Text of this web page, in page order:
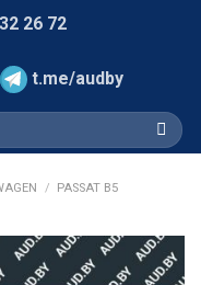
26 72
t.me/audby
/ PASSAT B5